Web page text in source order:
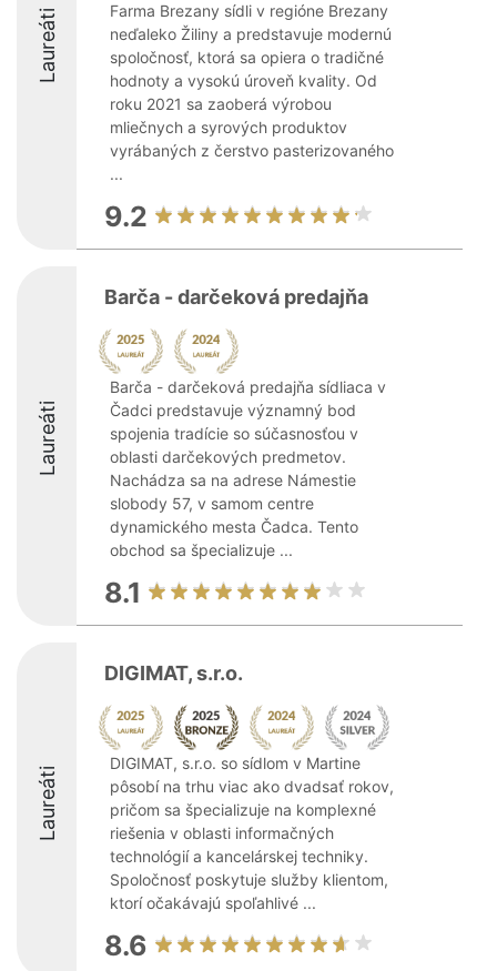
Laureáti
Farma Brezany sídli v regióne Brezany
neďaleko Žiliny a predstavuje modernú
spoločnosť, ktorá sa opiera o tradičné
hodnoty a vysokú úroveň kvality. Od
roku 2021 sa zaoberá výrobou
mliečnych a syrových produktov
vyrábaných z čerstvo pasterizovaného
...
9.2
Laureáti
Barča - darčeková predajňa
Barča - darčeková predajňa sídliaca v
Čadci predstavuje významný bod
spojenia tradície so súčasnosťou v
oblasti darčekových predmetov.
Nachádza sa na adrese Námestie
slobody 57, v samom centre
dynamického mesta Čadca. Tento
obchod sa špecializuje ...
8.1
Laureáti
DIGIMAT, s.r.o.
DIGIMAT, s.r.o. so sídlom v Martine
pôsobí na trhu viac ako dvadsať rokov,
pričom sa špecializuje na komplexné
riešenia v oblasti informačných
technológií a kancelárskej techniky.
Spoločnosť poskytuje služby klientom,
ktorí očakávajú spoľahlivé ...
8.6